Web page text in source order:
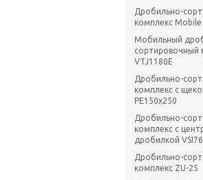
Дробильно-
комплекс Mobile
Мобильный
сортировочный
VTJ1180E
Дробильно-
комплекс с
РЕ150х250
Дробильно-
комплекс с
дробилкой
Дробильно-
комплекс ZU-25